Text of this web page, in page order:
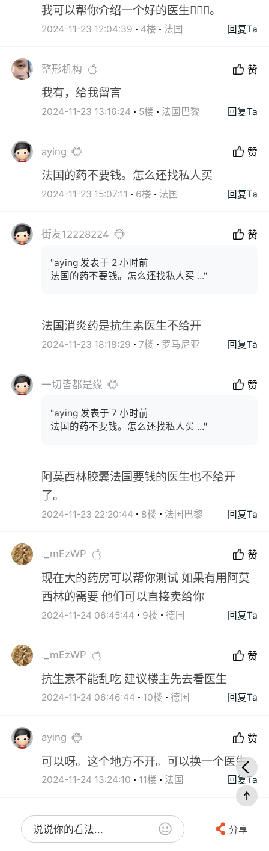
我可以帮你介绍一个好的医生👨🏻‍⚕️。
2024-11-23 12:04:39 4楼 法国 回复Ta
整形机构 赞
我有，给我留言
2024-11-23 13:16:24 5楼 法国巴黎 回复Ta
aying 赞
法国的药不要钱。怎么还找私人买
2024-11-23 15:07:11 6楼 法国 回复Ta
街友12228224 赞
"aying 发表于 2 小时前
法国的药不要钱。怎么还找私人买 ..."
法国消炎药是抗生素医生不给开
2024-11-23 18:18:29 7楼 罗马尼亚 回复Ta
一切皆都是缘 赞
"aying 发表于 7 小时前
法国的药不要钱。怎么还找私人买 ..."
阿莫西林胶囊法国要钱的医生也不给开
了。
2024-11-23 22:20:44 8楼 法国巴黎 回复Ta
._mEzWP 赞
现在大的药房可以帮你测试 如果有用阿莫
西林的需要 他们可以直接卖给你
2024-11-24 06:45:44 9楼 德国 回复Ta
._mEzWP 赞
抗生素不能乱吃 建议楼主先去看医生
2024-11-24 06:46:44 10楼 德国 回复Ta
aying 赞
可以呀。这个地方不开。可以换一个医生
2024-11-24 13:24:10 11楼 法国 回复Ta
说说你的看法... 分享